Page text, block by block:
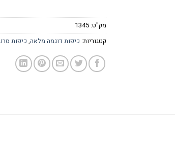
מק"ט: 1345
קטגוריות: כיפות דוגמה מלאה, כיפות